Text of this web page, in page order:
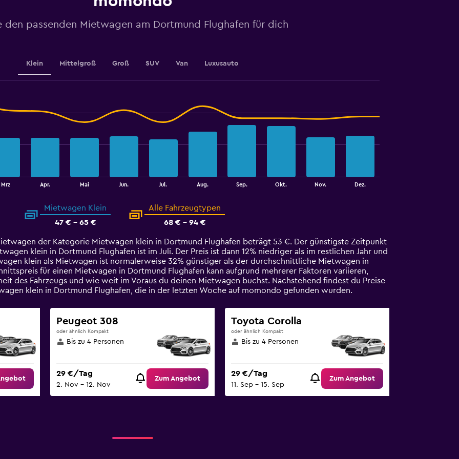
values.
Range:
36.
den passenden Mietwagen am Dortmund Flughafen für dich
Klein Mittelgroß Groß SUV Van Luxusauto
Mrz Apr. Mai Jun. Jul. Aug. Sep. Okt. Nov. Dez.
Mietwagen Klein
47 € - 65 €
Alle Fahrzeugtypen
68 € - 94 €
der Kategorie Mietwagen klein in Dortmund Flughafen beträgt 53 €. Der günstigste Zeitpunkt
klein in Dortmund Flughafen ist im Juli. Der Preis ist dann 12% niedriger als im restlichen Jahr und
klein als Mietwagen ist normalerweise 32% günstiger als der durchschnittliche Mietwagen in
für einen Mietwagen in Dortmund Flughafen kann aufgrund mehrerer Faktoren variieren,
des Fahrzeugs und wie weit im Voraus du deinen Mietwagen buchst. Nachstehend findest du Preise
klein in Dortmund Flughafen, die in der letzten Woche auf momondo gefunden wurden.
Peugeot 308
oder ähnlich Kompakt
Bis zu 4 Personen
29 €/Tag
2. Nov – 12. Nov
Zum Angebot
Toyota Corolla
oder ähnlich Kompakt
Bis zu 4 Personen
29 €/Tag
11. Sep – 15. Sep
Zum Angebot